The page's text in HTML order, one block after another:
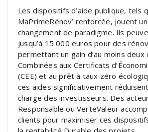
Les dispositifs d’aide publique, tels
MaPrimeRénov’ renforcée, jouent
changement de paradigme. Ils
jusqu’à 15 000 euros pour des
permettant un gain d’au moins deux
Combinées aux Certificats
(CEE) et au prêt à taux zéro
ces aides significativement
charge des investisseurs. Des
Responsable ou VerteValeur
clients pour maximiser ces